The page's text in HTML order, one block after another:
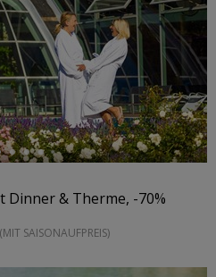
Dinner & Therme, -70%
SAISONAUFPREIS)